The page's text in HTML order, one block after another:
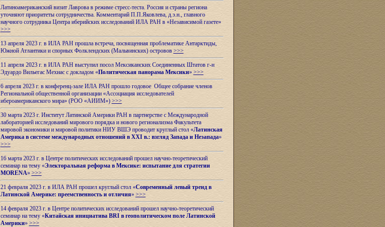
Латиноамериканский визит Лаврова в режиме стресс-теста. Россия и страны региона
уточняют приоритеты сотрудничества. Комментарий П.П.Яковлева, д.э.н., главного
научного сотрудника Центра иберийских исследований ИЛА РАН в «Независимой газете»
>>>
13 апреля 2023 г. в ИЛА РАН прошла встреча, посвященная проблематике Антарктиды,
Южной Атлантики и спорных Фолклендских (Мальвинских) островов >>>
11 апреля 2023 г. в ИЛА РАН выступил посол Мексиканских Соединенных Штатов г-н
Эдуардо Вильегас Мехиас c докладом «Политическая панорама Мексики» >>>
6 апреля 2023 г. в конференц-зале ИЛА РАН прошло годовое Общее собрание членов
Региональной общественной организации «Ассоциация исследователей
ибероамериканского мира» (РОО «АИИМ») >>>
30 марта 2023 г. Институт Латинской Америки РАН в партнерстве с Международной
лабораторией исследований мирового порядка и нового регионализма Факультета
мировой экономики и мировой политики НИУ ВШЭ проводит круглый стол «Латинская
Америка в системе международных отношений в XXI в.: взгляд Запада и Незапада»
>>>
16 марта 2023 г. в Центре политических исследований прошел научно-теоретический
семинар на тему «Электоральная реформа в Мексике: испытание для стратегии
MORENA» >>>
21 февраля 2023 г. в ИЛА РАН прошел круглый стол «Современный левый тренд в
Латинской Америке: преемственность и отличия» >>>
14 февраля 2023 г. в Центре политических исследований прошел научно-теоретический
семинар на тему «Китайская инициатива BRI в геополитическом поле Латинской
Америки» >>>